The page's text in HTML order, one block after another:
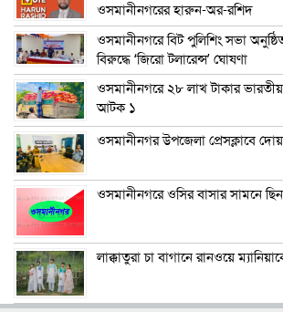
ওসমানীনগরের হারুন-অর-রশিদ
ওসমানীনগরে বিট পুলিশিং সভা
বিরুদ্ধে ‘জিরো টলারেন্স’ ঘোষণা
ওসমানীনগরে ২৮ লাখ টাকার ভারতীয়
আটক ১
ওসমানীনগর উপজেলা প্রেসক্লাবে
ওসমানীনগরে ওসির বাসার সামনে
লাক্কাতুরা চা বাগানে রানওয়ে